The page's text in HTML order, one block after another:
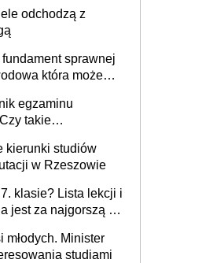
1 tys. zł
odchodzą z
sprawnej
która może
egzaminu
takie
kierunki studiów
w Rzeszowie
klasie? Lista lekcji i
jest za najgorszą -
młodych. Minister
studiami